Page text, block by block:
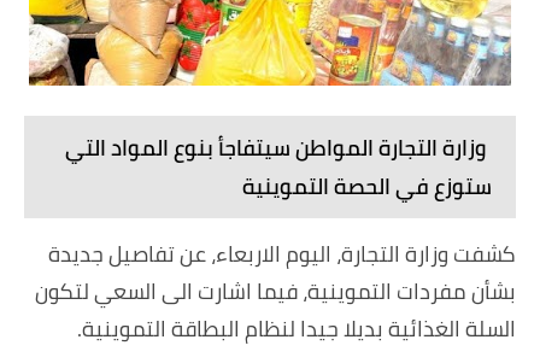
وزارة التجارة المواطن سيتفاجأ بنوع المواد التي
ستوزع في الحصة التموينية
كشفت وزارة التجارة، اليوم الاربعاء، عن تفاصيل جديدة
بشأن مفردات التموينية، فيما اشارت الى السعي لتكون
السلة الغذائية بديلا جيدا لنظام البطاقة التموينية.